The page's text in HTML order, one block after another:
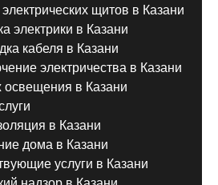
щитов в Казани
электрики в Казани
кабеля в Казани
электричества в Казани
освещения в Казани
в Казани
дома в Казани
услуги в Казани